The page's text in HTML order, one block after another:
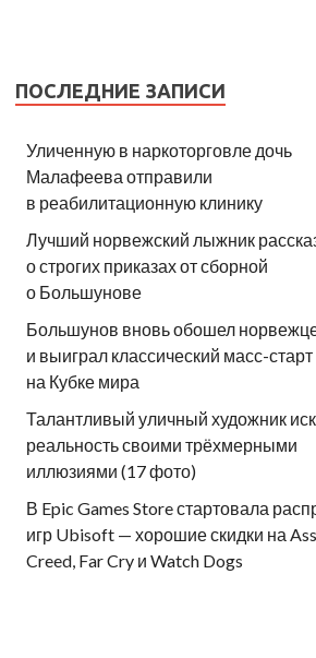
ПОСЛЕДНИЕ ЗАПИСИ
Уличенную в наркоторговле дочь
Малафеева отправили
в реабилитационную клинику
Лучший норвежский лыжник
о строгих приказах от сборной
о Большунове
Большунов вновь обошел
и выиграл классический масс-старт
на Кубке мира
Талантливый уличный художник
реальность своими трёхмерными
иллюзиями (17 фото)
В Epic Games Store стартовала
игр Ubisoft — хорошие скидки на
Creed, Far Cry и Watch Dogs